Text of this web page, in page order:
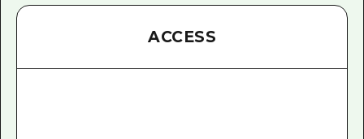
ACCESS